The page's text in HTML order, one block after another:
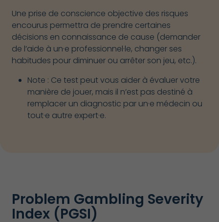
Une prise de conscience objective des risques
encourus permettra de prendre certaines
décisions en connaissance de cause (demander
de l’aide à un·e professionnel·le, changer ses
habitudes pour diminuer ou arrêter son jeu, etc.).
Note : Ce test peut vous aider à évaluer votre
manière de jouer, mais il n’est pas destiné à
remplacer un diagnostic par un·e médecin ou
tout·e autre expert·e.
Problem Gambling Severity
Index (PGSI)